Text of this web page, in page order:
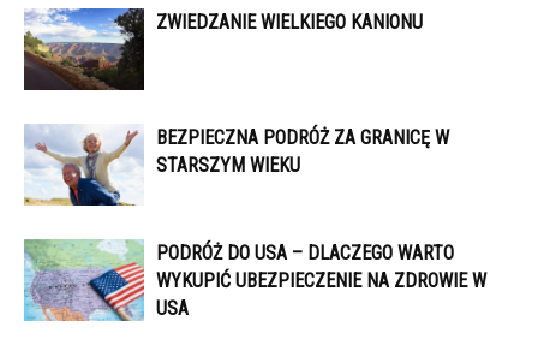
ZWIEDZANIE WIELKIEGO KANIONU
BEZPIECZNA PODRÓŻ ZA GRANICĘ W
STARSZYM WIEKU
PODRÓŻ DO USA – DLACZEGO WARTO
WYKUPIĆ UBEZPIECZENIE NA ZDROWIE W
USA